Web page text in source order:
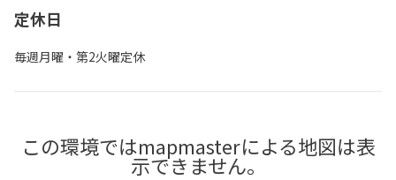
定休日
毎週月曜・第2火曜定休
この環境ではmapmasterによる地図は表
示できません。